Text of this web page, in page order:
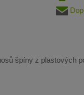
špíny z plastových